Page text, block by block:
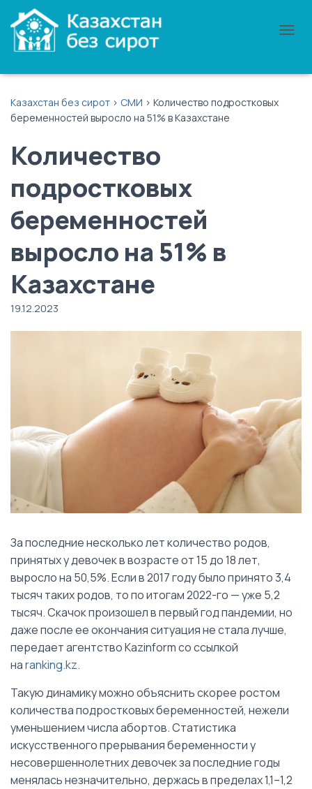
Казахстан без сирот > СМИ > Количество подростковых
беременностей выросло на 51% в Казахстане
Количество
подростковых
беременностей
выросло на 51% в
Казахстане
19.12.2023
За последние несколько лет количество родов,
принятых у девочек в возрасте от 15 до 18 лет,
выросло на 50,5%. Если в 2017 году было принято 3,4
тысяч таких родов, то по итогам 2022-го — уже 5,2
тысяч. Скачок произошел в первый год пандемии, но
даже после ее окончания ситуация не стала лучше,
передает агентство Kazinform со ссылкой
наranking.kz.
Такую динамику можно объяснить скорее ростом
количества подростковых беременностей, нежели
уменьшением числа абортов. Статистика
искусственного прерывания беременности у
несовершеннолетних девочек за последние годы
менялась незначительно, держась в пределах 1,1–1,2